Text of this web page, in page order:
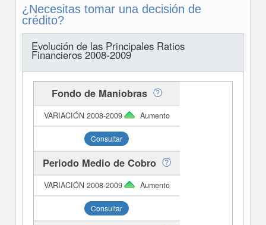
¿Necesitas tomar una decisión de
crédito?
Evolución de las Principales Ratios
Financieros 2008-2009
Fondo de Maniobras
Aumento
Consultar
Periodo Medio de Cobro
Aumento
Consultar